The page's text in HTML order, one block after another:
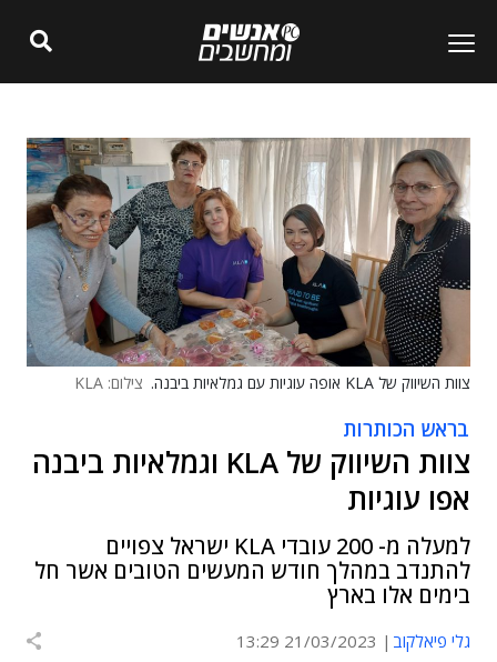
צוות השיווק של KLA אופה עוגיות עם גמלאיות ביבנה. צילום: KLA
בראש הכותרות
צוות השיווק של KLA וגמלאיות ביבנה
אפו עוגיות
למעלה מ- 200 עובדי KLA ישראל צפויים
להתנדב במהלך חודש המעשים הטובים אשר חל
בימים אלו בארץ
גלי פיאלקוב 21/03/2023 13:29